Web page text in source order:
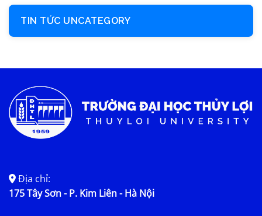
TIN TỨC UNCATEGORY
Địa chỉ:
175 Tây Sơn - P. Kim Liên - Hà Nội